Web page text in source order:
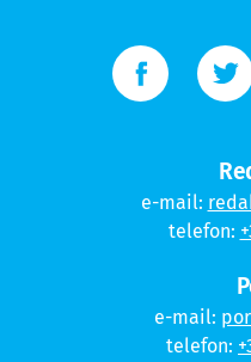
e-mail:
telefon:
e-mail:
telefon: